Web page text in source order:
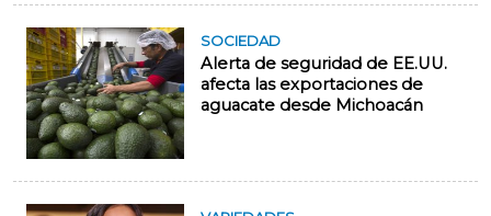
SOCIEDAD
Alerta de seguridad de EE.UU.
afecta las exportaciones de
aguacate desde Michoacán